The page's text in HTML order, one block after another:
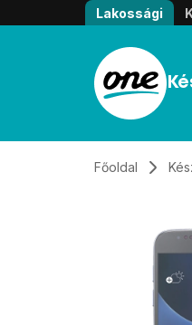
Átugrás, tovább a
Lakossági
Főoldal